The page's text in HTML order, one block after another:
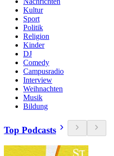
Kultur
Sport
Politik
Religion
Kinder
DJ
Comedy
Campusradio
Interview
Weihnachten
Musik
Bildung
Top Podcasts